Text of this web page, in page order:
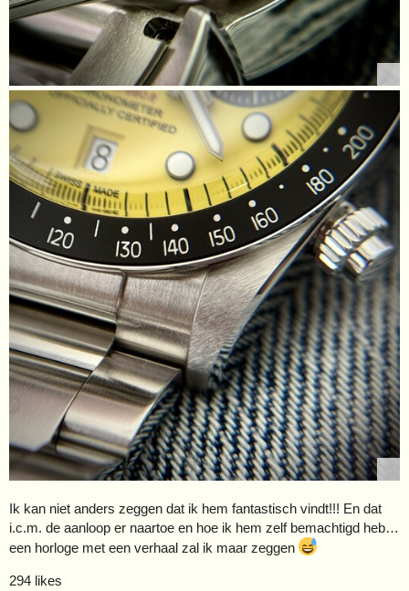
Ik kan niet anders zeggen dat ik hem fantastisch vindt!!! En dat
i.c.m. de aanloop er naartoe en hoe ik hem zelf bemachtigd heb…
een horloge met een verhaal zal ik maar zeggen
294 likes